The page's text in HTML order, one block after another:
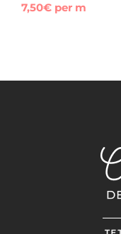
7,50€ per m